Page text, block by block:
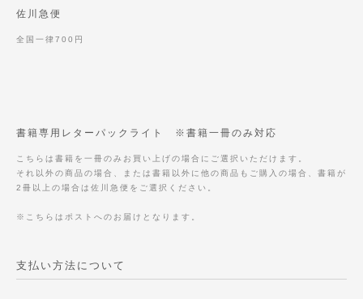
佐川急便
全国一律700円
書籍専用レターパックライト ※書籍一冊のみ対応
こちらは書籍を一冊のみお買い上げの場合にご選択いただけます。
それ以外の商品の場合、または書籍以外に他の商品もご購入の場合、書籍が
2冊以上の場合は佐川急便をご選択ください。
※こちらはポストへのお届けとなります。
支払い方法について